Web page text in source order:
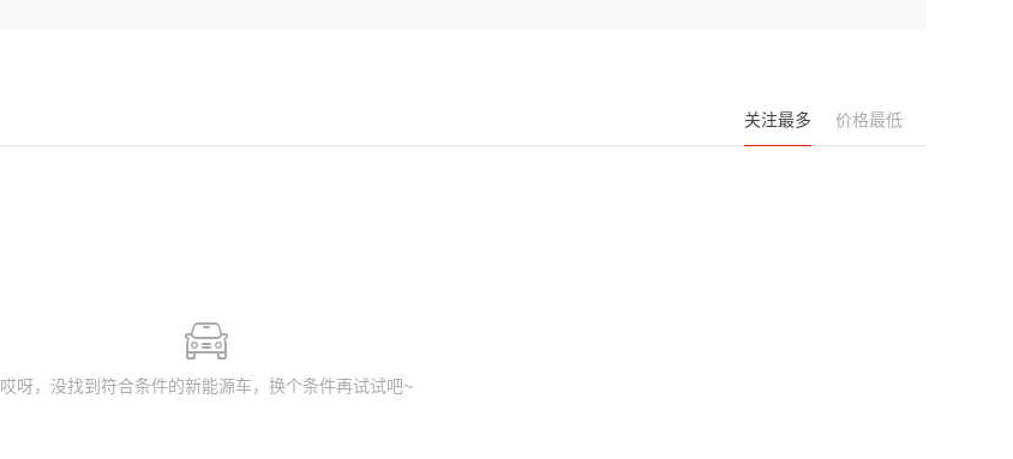
关注最多 价格最低
哎呀，没找到符合条件的新能源车，换个条件再试试吧~